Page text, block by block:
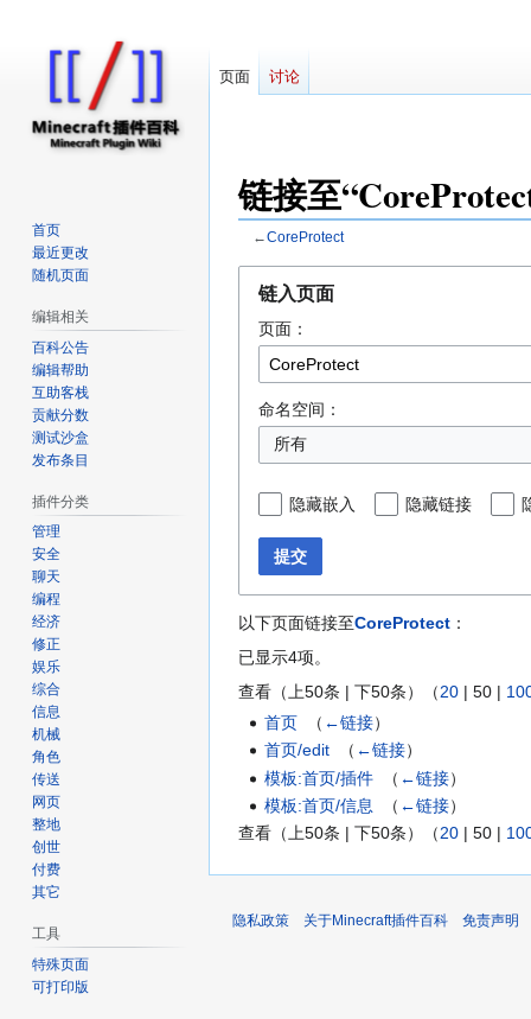
因近日遭受
链接至
←CoreProtect
链入页面
页面：
命名空间：
隐藏嵌入 隐藏链接
提交
以下页面链接至CoreProtect ：
已显示4项。
查看（ 上50条 | 下50条）（20 | 50 |
首页
（ ←链接）
首页/edit
（ ←链接）
模板:首页/插件
（ ←链接）
模板:首页/信息
（ ←链接）
查看（上50条 | 下50条）（20 | 50 |
页面 讨论
首页
最近更改
随机页面
编辑相关
百科公告
编辑帮助
互助客栈
贡献分数
测试沙盒
发布条目
插件分类
管理
安全
聊天
编程
经济
修正
娱乐
综合
信息
机械
角色
传送
网页
整地
创世
付费
其它
工具
特殊页面
可打印版
隐私政策 关于Minecraft插件百科 免责声明